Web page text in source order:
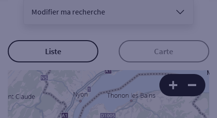
Modifier ma recherche
Sélectionnez votre recherche
Liste Carte